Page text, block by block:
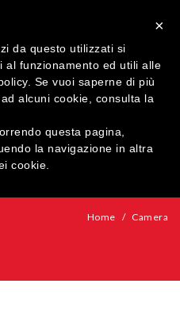
Home / Camera
×
da questo utilizzati si
al funzionamento ed utili alle
Se vuoi saperne di più
alcuni cookie, consulta la
questa pagina,
la navigazione in altra
cookie.